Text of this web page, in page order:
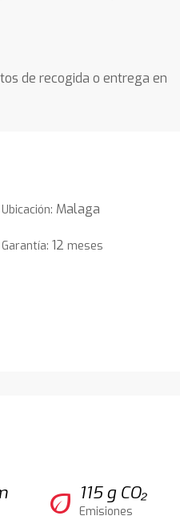
de recogida o entrega en
Ubicación: Malaga
Garantía: 12 meses
eco 115 g CO₂
Emisiones